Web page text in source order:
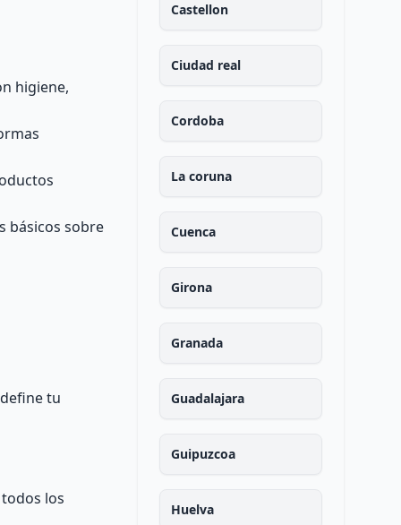
higiene,
básicos sobre
tu
los
Castellon
Ciudad real
Cordoba
La coruna
Cuenca
Girona
Granada
Guadalajara
Guipuzcoa
Huelva